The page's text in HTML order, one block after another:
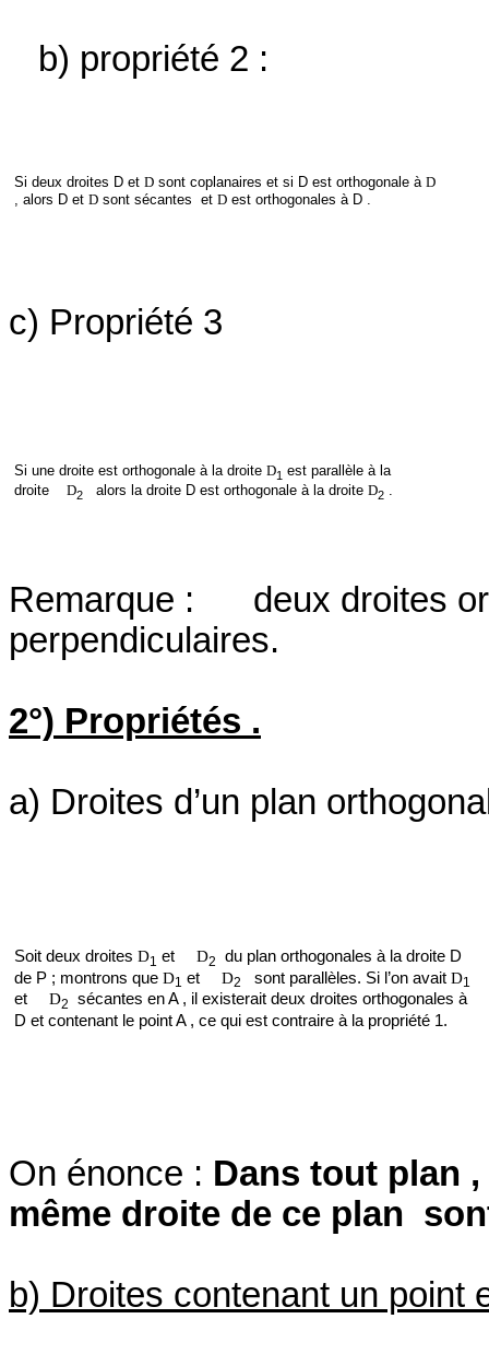
b) propriété 2 :
Si deux droites D et Dsont coplanaires et si D est orthogonale à D
, alors D et Dsont sécantes et Dest orthogonales à D .
c) Propriété 3
Si une droite est orthogonale à la droite D1 est parallèle à la
droite
D2 alors la droite D est orthogonale à la droite D2.
Remarque :
deux droites
perpendiculaires.
2°) Propriétés .
a) Droites d’un plan
Soit deux droites D1 et D2
du plan orthogonales à la droite D
de P ; montrons que D1 et D2 sont parallèles. Si l’on avait D1
et D2
sécantes en A , il existerait deux droites orthogonales à
D et contenant le point A , ce qui est contraire à la propriété 1.
On énonce : Dans tout plan
même droite de ce plan
b) Droites contenant un point